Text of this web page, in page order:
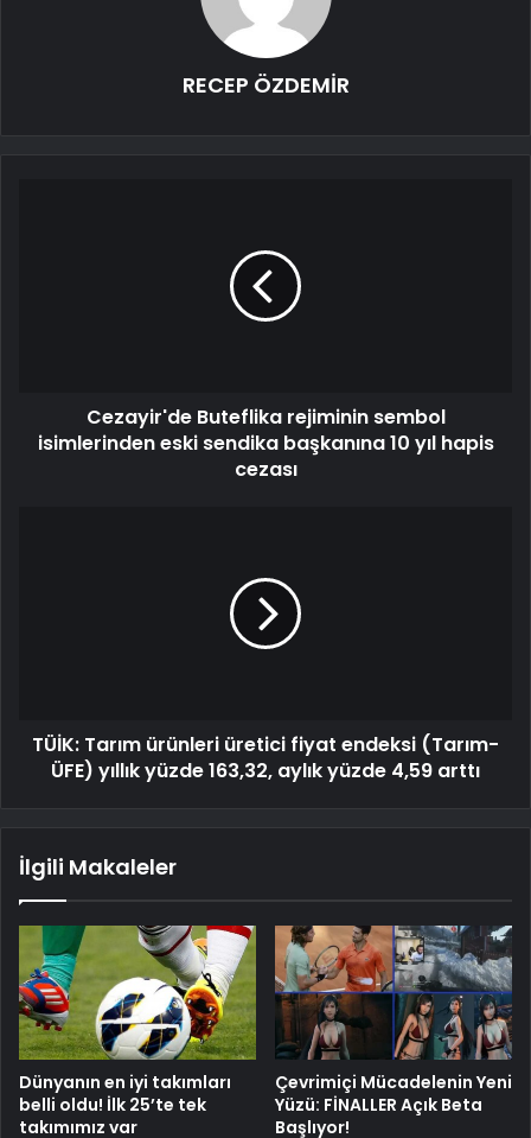
RECEP ÖZDEMİR
Cezayir'de Buteflika rejiminin sembol
isimlerinden eski sendika başkanına 10 yıl hapis
cezası
TÜİK: Tarım ürünleri üretici fiyat endeksi (Tarım-
ÜFE) yıllık yüzde 163,32, aylık yüzde 4,59 arttı
İlgili Makaleler
Dünyanın en iyi takımları
belli oldu! İlk 25’te tek
takımımız var
Çevrimiçi Mücadelenin Yeni
Yüzü: FİNALLER Açık Beta
Başlıyor!